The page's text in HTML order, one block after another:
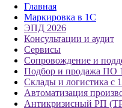
Главная
Маркировка в 1С
ЭПД 2026
Консультации и аудит
Сервисы
Сопровождение и
Подбор и продажа ПО
Склады и логистика с
Автоматизация
Антикризисный РП